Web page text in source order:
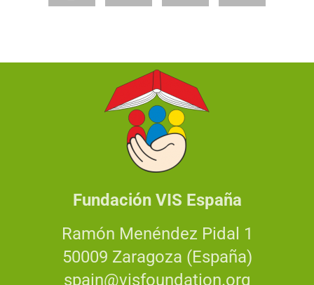
Fundación VIS España
Ramón Menéndez Pidal 1
50009 Zaragoza (España)
spain@visfoundation.org